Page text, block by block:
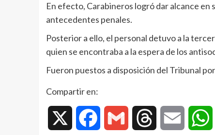
En efecto, Carabineros logró dar alcance en
antecedentes penales.
Posterior a ello, el personal detuvo a la
quien se encontraba a la espera de los
Fueron puestos a disposición del Tribunal
Compartir en:
Facebook Gmail Threads Email